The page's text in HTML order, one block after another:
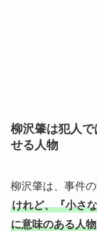
柳沢肇は犯人
せる人物
柳沢肇は、事件
けれど、『小さ
に意味のある人